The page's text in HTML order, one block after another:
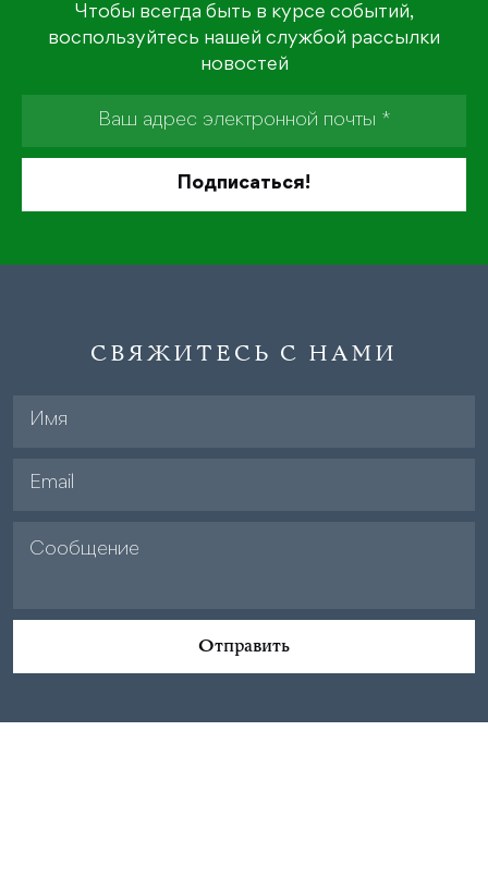
Чтобы всегда быть в курсе событий,
воспользуйтесь нашей службой рассылки
новостей
СВЯЖИТЕСЬ С НАМИ
Отправить